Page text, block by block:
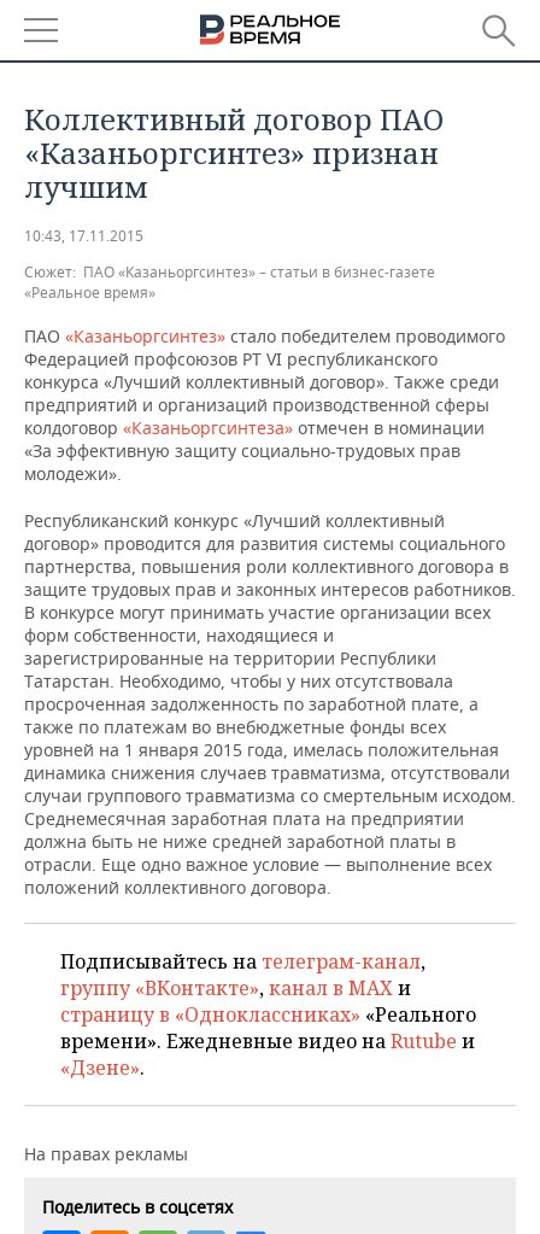
БАШКОРТОСТАН
ТАТАРСТАН
НОВОСТИ
АНАЛИТИКА
ДЕКЛАРАЦИИ О ДОХОДАХ
КОРОЛИ ГОСЗАКАЗА ПФО
ВУЗЫ ТАТАРСТАНА
КОМУ ПРИНАДЛЕЖАТ
ТАТАРСТАНА
НОВОСТИ ЭКОНОМИКИ
ФИНАНСЫ
БАНКИ
БЮДЖЕТ
ИНВЕСТИЦИИ
ПРОМЫШЛЕННОСТЬ
НОВОСТИ
ПРОМЫШЛЕННОСТИ
АГРОПРОМ
НЕФТЕХИМИЯ
НЕФТЬ
ОПК
ЭНЕРГЕТИКА
НЕДВИЖИМОСТЬ
НОВОСТИ НЕДВИЖИМОСТИ
АВТО
НОВОСТИ АВТО
БИЗНЕС
НОВОСТИ БИЗНЕСА
РОЗНИЧНАЯ ТОРГОВЛЯ
ТРАНСПОРТ
УСЛУГИ
ТЕХНОЛОГИИ
НОВОСТИ ТЕХНОЛОГИЙ
IT
МЕДИА
ТЕЛЕКОММУНИКАЦИИ
МЕРОПРИЯТИЯ
НОВОСТИ МЕРОПРИЯТИЙ
ВЫЕЗДНАЯ РЕДАКЦИЯ
БИЗНЕС-БРАНЧИ
ONLINE-КОНФЕРЕНЦИИ
ОТКРЫТАЯ ЛЕКЦИЯ
СПОРТ
НОВОСТИ СПОРТА
ФУТБОЛ
ХОККЕЙ
БАСКЕТБОЛ
ВОЛЕЙБОЛ
КИБЕРСПОРТ
ФИГУРНОЕ КАТАНИЕ
ВОДНЫЕ ВИДЫ СПОРТА
ОБЩЕСТВО
НОВОСТИ ОБЩЕСТВА
ВЛАСТЬ
ИНФРАСТРУКТУРА
ИСТОРИЯ
КУЛЬТУРА
МЕДИЦИНА
ОБРАЗОВАНИЕ
ФОТОГАЛЕРЕЯ
СЮЖЕТЫ
СПРАВОЧНИК
СПИСОК ПЕРСОН
СПИСОК КОМПАНИЙ
ПОЛНАЯ ВЕРСИЯ
Коллективный договор ПАО
«Казаньоргсинтез» признан
лучшим
10:43, 17.11.2015
Сюжет: ПАО «Казаньоргсинтез» – статьи в бизнес-газете
«Реальное время»
ПАО «Казаньоргсинтез» стало победителем проводимого
Федерацией профсоюзов РТ VI республиканского
конкурса «Лучший коллективный договор». Также среди
предприятий и организаций производственной сферы
колдоговор «Казаньоргсинтеза» отмечен в номинации
«За эффективную защиту социально-трудовых прав
молодежи».
Республиканский конкурс «Лучший коллективный
договор» проводится для развития системы социального
партнерства, повышения роли коллективного договора в
защите трудовых прав и законных интересов работников.
В конкурсе могут принимать участие организации всех
форм собственности, находящиеся и
зарегистрированные на территории Республики
Татарстан. Необходимо, чтобы у них отсутствовала
просроченная задолженность по заработной плате, а
также по платежам во внебюджетные фонды всех
уровней на 1 января 2015 года, имелась положительная
динамика снижения случаев травматизма, отсутствовали
случаи группового травматизма со смертельным исходом.
Среднемесячная заработная плата на предприятии
должна быть не ниже средней заработной платы в
отрасли. Еще одно важное условие — выполнение всех
положений коллективного договора.
Подписывайтесь на телеграм-канал,
группу «ВКонтакте»,канал в MAXи
страницу в «Одноклассниках» «Реального
времени». Ежедневные видео наRutube и
«Дзене».
На правах рекламы
Поделитесь в соцсетях